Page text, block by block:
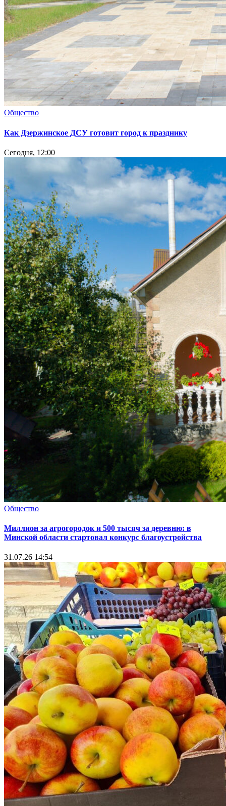
Общество
Как Дзержинское ДСУ готовит город к празднику
Сегодня, 12:00
Общество
Миллион за агрогородок и 500 тысяч за деревню: в
Минской области стартовал конкурс благоустройства
31.07.26 14:54